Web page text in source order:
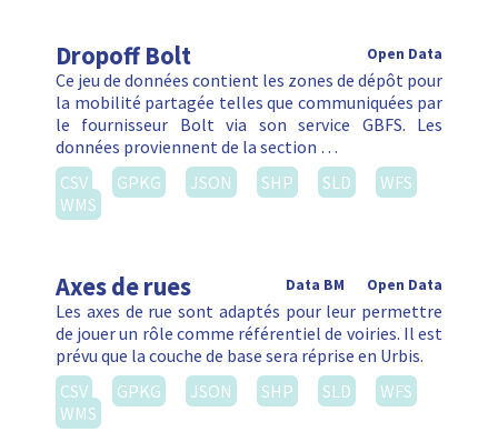
Dropoff Bolt Open Data
Ce jeu de données contient les zones de dépôt pour
la mobilité partagée telles que communiquées par
le fournisseur Bolt via son service GBFS. Les
données proviennent de la section …
CSV
GPKG JSON SHP SLD
WFS
WMS
Axes de rues Open Data
Data BM
Les axes de rue sont adaptés pour leur permettre
de jouer un rôle comme référentiel de voiries. Il est
prévu que la couche de base sera réprise en Urbis.
CSV
GPKG JSON SHP SLD
WFS
WMS